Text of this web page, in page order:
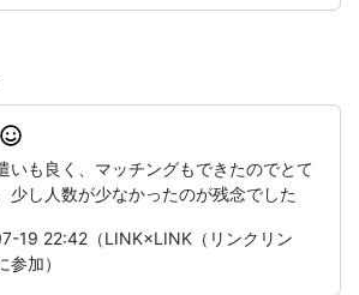
いも良く、マッチングもできたのでとて
少し人数が少なかったのが残念でした
19 22:42（LINK×LINK（リンクリン
加）